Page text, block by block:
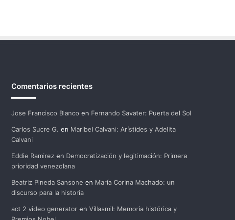
Comentarios recientes
Jose Francisco Blanco en Fernando Savater: Puerta del Sol
Carlos Sucre G. en Maribel Calvani: Arístides y Adelita
Calvani
Eddie Ramirezen Democratización y legitimación: Primera
prioridad venezolana
Beatriz Pineda Sansone en María Corina Machado: un
discurso para la historia
act 2 video generatoren Villasmil: Memoria histórica y